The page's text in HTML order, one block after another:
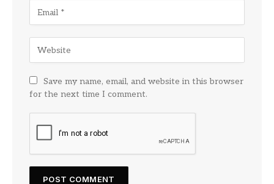
Save my name, email, and website in this browser
for the next time I comment.